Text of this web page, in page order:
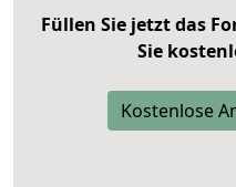
Füllen Sie jetzt das
Sie
Kostenlose